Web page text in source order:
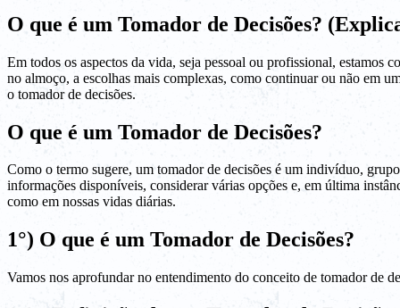
O que é um Tomador de Decisões?
Em todos os aspectos da vida, seja pessoal ou profissional, estamos
no almoço, a escolhas mais complexas, como continuar ou não em
o tomador de decisões.
O que é um Tomador de Decisões?
Como o termo sugere, um tomador de decisões é um indivíduo,
informações disponíveis, considerar várias opções e, em última
como em nossas vidas diárias.
1°) O que é um Tomador de Decisões?
Vamos nos aprofundar no entendimento do conceito de tomador de